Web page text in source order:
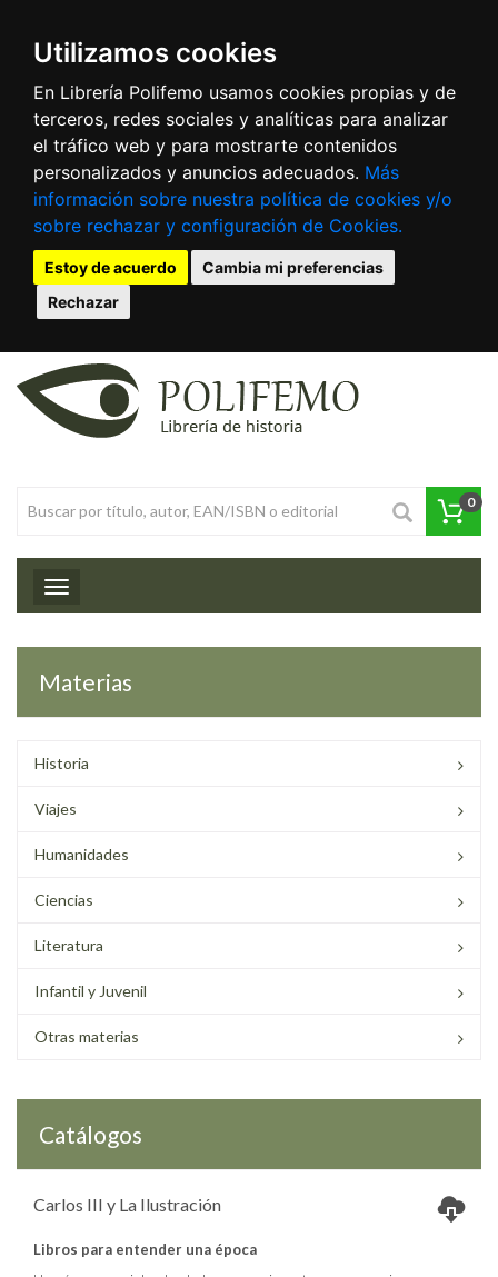
Utilizamos cookies
En Librería Polifemo usamos cookies propias y de
terceros, redes sociales y analíticas para analizar
el tráfico web y para mostrarte contenidos
personalizados y anuncios adecuados. Más
información sobre nuestra política de cookies y/o
sobre rechazar y configuración de Cookies.
Estoy de acuerdo
Cambia mi preferencias
Rechazar
0
Toggle navigation
Materias
Historia
Viajes
Humanidades
Ciencias
Literatura
Infantil y Juvenil
Otras materias
Catálogos
Carlos III y La Ilustración
Libros para entender una época